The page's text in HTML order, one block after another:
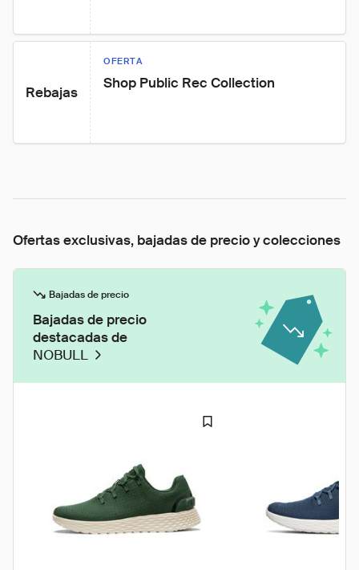
Rebajas
OFERTA
Shop Public Rec Collection
Ofertas exclusivas, bajadas de precio y colecciones
Bajadas de precio
Bajadas de precio
destacadas de
NOBULL